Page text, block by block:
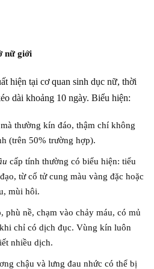
nữ giới
hiện tại cơ quan sinh dục nữ, thời
dài khoảng 10 ngày. Biểu hiện:
thường kín đáo, thậm chí không
(trên 50% trường hợp).
cấp tính thường có biểu hiện: tiểu
từ cổ tử cung màu vàng đặc hoặc
mùi hôi.
phù nề, chạm vào chảy máu, có mủ
chỉ có dịch đục. Vùng kín luôn
nhiều dịch.
chậu và lưng đau nhức có thể bị